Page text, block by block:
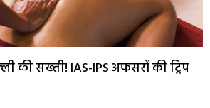
की सख्ती! IAS-IPS अफसरों की ट्रिप